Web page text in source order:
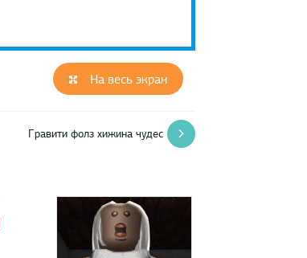
На весь экран
Гравити фолз хижина чудес